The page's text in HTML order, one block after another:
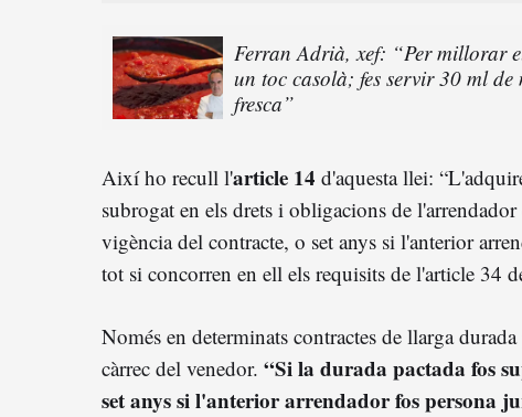
Ferran Adrià, xef: “Per millorar
un toc casolà; fes servir 30 ml
fresca”
Així ho recull l'article 14 d'aquesta llei:
subrogat en els drets i obligacions de
vigència del contracte, o set anys si l'anterior
tot si concorren en ell els requisits de l'article 34
Només en determinats contractes de llarga
càrrec del venedor. “Si la durada pactada fos
set anys si l'anterior arrendador fos persona